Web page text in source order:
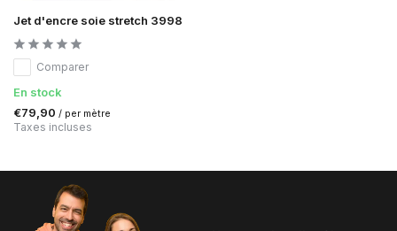
Jet d'encre soie stretch 3998
Comparer
En stock
€79,90 / per mètre
Taxes incluses